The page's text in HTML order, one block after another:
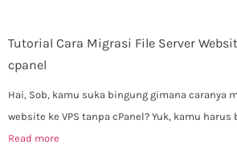
Tutorial Cara Migrasi File Server
cpanel
Hai, Sob, kamu suka bingung gimana caranya
website ke VPS tanpa cPanel? Yuk, kamu
Read more